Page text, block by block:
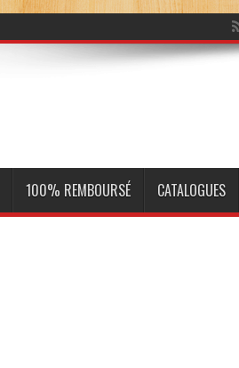
100% REMBOURSÉ CATALOGUES